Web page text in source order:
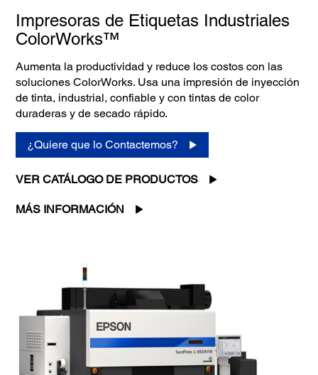
Impresoras de Etiquetas Industriales
ColorWorks™
Aumenta la productividad y reduce los costos con las
soluciones ColorWorks. Usa una impresión de inyección
de tinta, industrial, confiable y con tintas de color
duraderas y de secado rápido.
¿Quiere que lo Contactemos?
VER CATÁLOGO DE PRODUCTOS
MÁS INFORMACIÓN